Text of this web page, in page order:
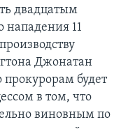
двадцатым
нападения 11
Джонатан
прокурорам будет
в том, что
виновным по